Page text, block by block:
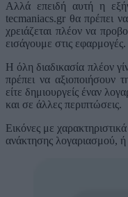
Αλλά επειδή αυτή η
tecmaniacs.gr θα πρέπει
χρειάζεται πλέον να
εισάγουμε στις εφαρμογές.
Η όλη διαδικασία πλέον
πρέπει να αξιοποιήσουν
είτε δημιουργείς έναν
και σε άλλες περιπτώσεις.
Εικόνες με
ανάκτησης λογαριασμού,